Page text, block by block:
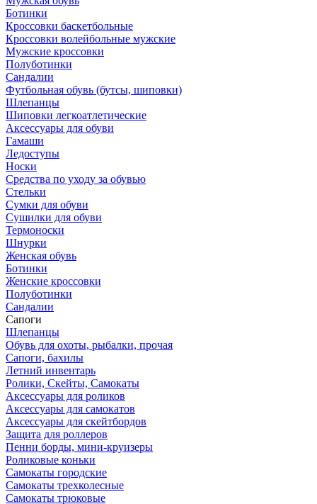
Ботинки
Кроссовки баскетбольные
Кроссовки волейбольные мужские
Мужские кроссовки
Полуботинки
Сандалии
Футбольная обувь (бутсы, шиповки)
Шлепанцы
Шиповки легкоатлетические
Аксессуары для обуви
Гамаши
Ледоступы
Носки
Средства по уходу за обувью
Стельки
Сумки для обуви
Сушилки для обуви
Термоноски
Шнурки
Женская обувь
Ботинки
Женские кроссовки
Полуботинки
Сандалии
Сапоги
Шлепанцы
Обувь для охоты, рыбалки, прочая
Сапоги, бахилы
Летний инвентарь
Ролики, Скейты, Самокаты
Аксессуары для роликов
Аксессуары для самокатов
Аксессуары для скейтбордов
Защита для роллеров
Пенни борды, мини-круизеры
Роликовые коньки
Самокаты городские
Самокаты трехколесные
Самокаты трюковые